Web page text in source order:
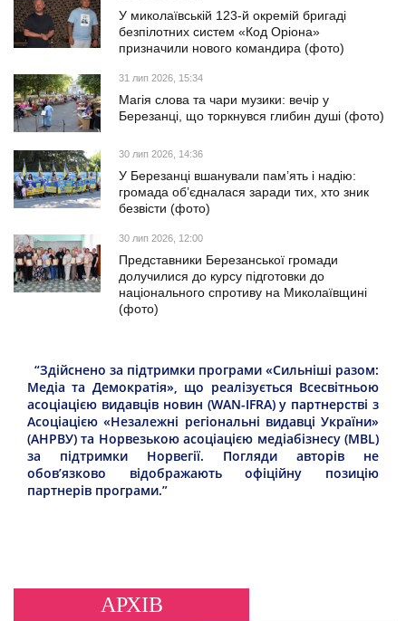
У миколаївській 123-й окремій бригаді
безпілотних систем «Код Оріона»
призначили нового командира (фото)
31 лип 2026, 15:34
Магія слова та чари музики: вечір у
Березанці, що торкнувся глибин душі (фото)
30 лип 2026, 14:36
У Березанці вшанували пам’ять і надію:
громада об’єдналася заради тих, хто зник
безвісти (фото)
30 лип 2026, 12:00
Представники Березанської громади
долучилися до курсу підготовки до
національного спротиву на Миколаївщині
(фото)
“Здійснено за підтримки програми «Сильніші разом:
Медіа та Демократія», що реалізується Всесвітньою
асоціацією видавців новин (WAN-IFRA) у партнерстві з
Асоціацією «Незалежні регіональні видавці України»
(АНРВУ) та Норвезькою асоціацією медіабізнесу (MBL)
за підтримки Норвегії. Погляди авторів не
обов’язково відображають офіційну позицію
партнерів програми.”
АРХІВ